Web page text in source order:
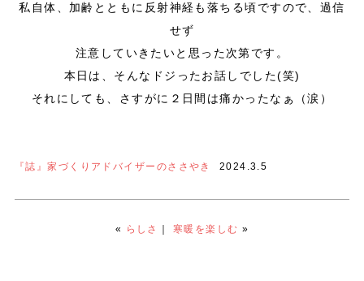
私自体、加齢とともに反射神経も落ちる頃ですので、過信
せず
注意していきたいと思った次第です。
本日は、そんなドジったお話しでした(笑)
それにしても、さすがに２日間は痛かったなぁ（涙）
『誌』家づくりアドバイザーのささやき 2024.3.5
« らしさ ｜ 寒暖を楽しむ »